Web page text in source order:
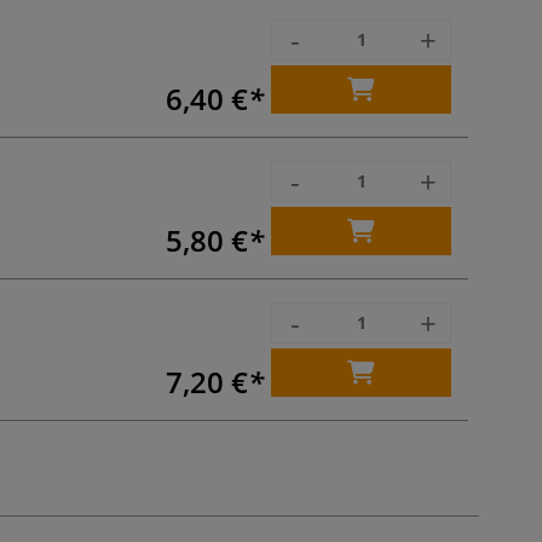
6,40 €
- +
5,80 €
- +
7,20 €
- +